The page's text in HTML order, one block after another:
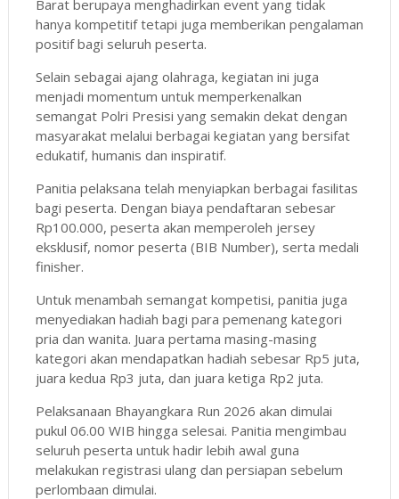
Barat berupaya menghadirkan event yang tidak
hanya kompetitif tetapi juga memberikan pengalaman
positif bagi seluruh peserta.
Selain sebagai ajang olahraga, kegiatan ini juga
menjadi momentum untuk memperkenalkan
semangat Polri Presisi yang semakin dekat dengan
masyarakat melalui berbagai kegiatan yang bersifat
edukatif, humanis dan inspiratif.
Panitia pelaksana telah menyiapkan berbagai fasilitas
bagi peserta. Dengan biaya pendaftaran sebesar
Rp100.000, peserta akan memperoleh jersey
eksklusif, nomor peserta (BIB Number), serta medali
finisher.
Untuk menambah semangat kompetisi, panitia juga
menyediakan hadiah bagi para pemenang kategori
pria dan wanita. Juara pertama masing-masing
kategori akan mendapatkan hadiah sebesar Rp5 juta,
juara kedua Rp3 juta, dan juara ketiga Rp2 juta.
Pelaksanaan Bhayangkara Run 2026 akan dimulai
pukul 06.00 WIB hingga selesai. Panitia mengimbau
seluruh peserta untuk hadir lebih awal guna
melakukan registrasi ulang dan persiapan sebelum
perlombaan dimulai.